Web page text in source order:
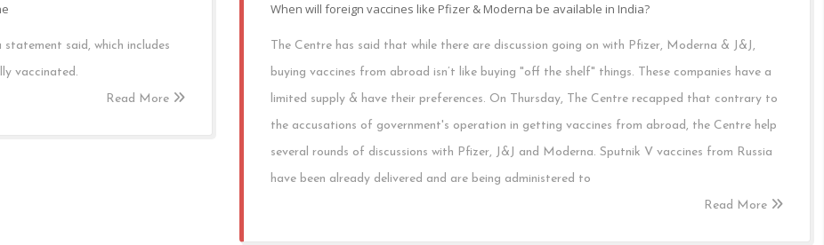
said, which includes
vaccinated.
Read More
When will foreign vaccines like Pfizer & Moderna be available in India?
The Centre has said that while there are discussion going on with Pfizer, Moderna & J&J,
buying vaccines from abroad isn’t like buying "off the shelf" things. These companies have a
limited supply & have their preferences. On Thursday, The Centre recapped that contrary to
the accusations of government's operation in getting vaccines from abroad, the Centre help
several rounds of discussions with Pfizer, J&J and Moderna. Sputnik V vaccines from Russia
have been already delivered and are being administered to
Read More